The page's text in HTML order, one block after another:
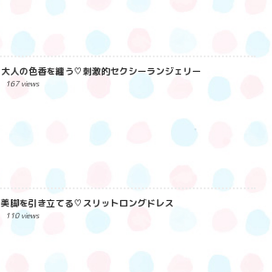
大人の色香を纏う♡刺激的セクシーランジェリー
167 views
美脚を引き立てる♡スリットロングドレス
110 views